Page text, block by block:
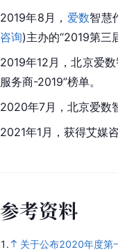
2019年8月， 爱数智慧
咨询)主办的“2019第三
2019年12月，北京爱
服务商-2019”榜单。
2020年7月，北京爱数
2021年1月，获得艾媒
参考资料
1.
关于公布2020年度第